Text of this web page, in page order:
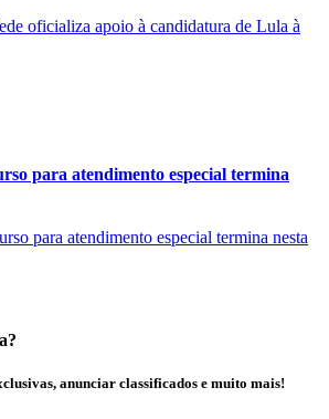
para atendimento especial termina
anunciar classificados e muito mais!